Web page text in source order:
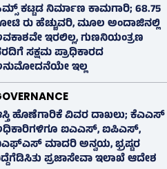
ಕಟ್ಟಡ ನಿರ್ಮಾಣ ಕಾಮಗಾರಿ; 68.75
ರು ಹೆಚ್ಚುವರಿ, ಮೂಲ ಅಂದಾಜಿನಲ್ಲಿ
ಇರಲಿಲ್ಲ, ಗುಣನಿಯಂತ್ರಣ
ಸಕ್ಷಮ ಪ್ರಾಧಿಕಾರದ
ಇಲ್ಲ
ಹೊಣೆಗಾರಿಕೆ ವಿವರ ದಾಖಲು; ಕೆಎಎಸ್
ಐಎಎಸ್‌, ಐಪಿಎಸ್‌,
ಮಾದರಿ ಅನ್ವಯ, ಭ್ರಷ್ಟರ
ಪ್ರಜಾಸೇವಾ ಇಲಾಖೆ ಆದೇಶ